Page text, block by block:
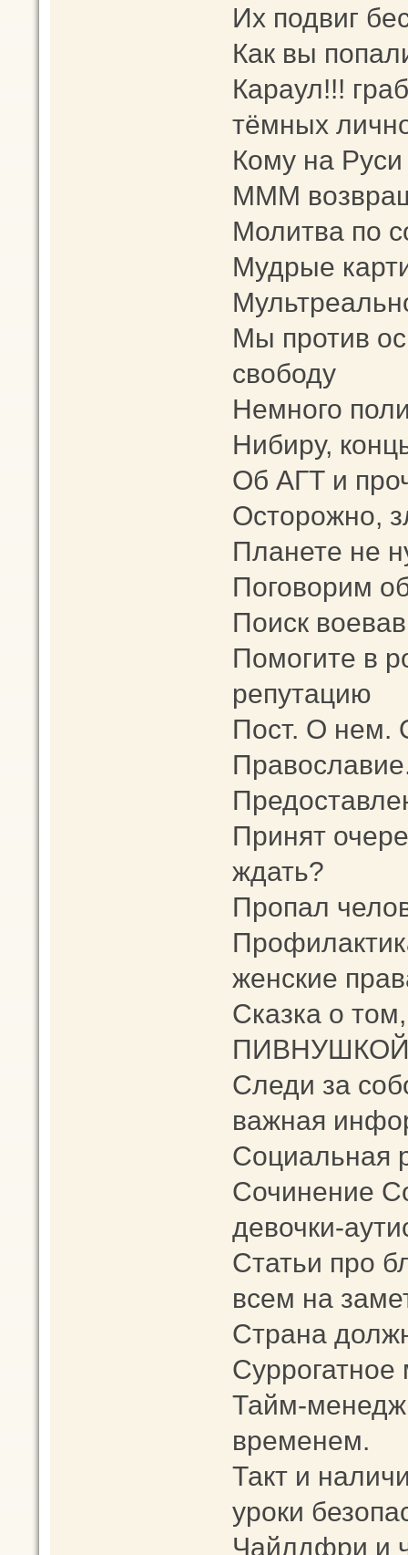
Их подвиг
Как вы
Караул!!!
тёмных
Кому на
МММ
Молитва по
Мудрые
Мы против
свободу
Немного
Нибиру,
Об АГТ и
Осторожно,
Планете не
Поговорим
Поиск
Помогите в
репутацию
Пост. О нем.
Принят
ждать?
Пропал
женские
Сказка о
Следи за
важная
Социальная
Сочинение
девочки-
Статьи про
всем на
Страна
Суррогатное
Тайм-
временем.
Такт и
уроки
Чайлдфри и